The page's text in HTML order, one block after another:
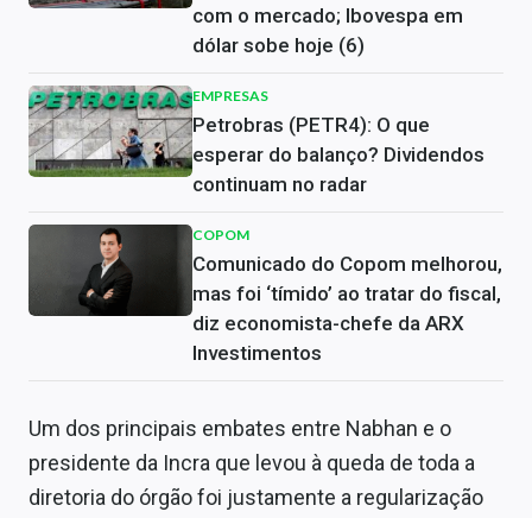
com o mercado; Ibovespa em
dólar sobe hoje (6)
EMPRESAS
Petrobras (PETR4): O que
esperar do balanço? Dividendos
continuam no radar
COPOM
Comunicado do Copom melhorou,
mas foi ‘tímido’ ao tratar do fiscal,
diz economista-chefe da ARX
Investimentos
Um dos principais embates entre Nabhan e o
presidente da Incra que levou à queda de toda a
diretoria do órgão foi justamente a regularização